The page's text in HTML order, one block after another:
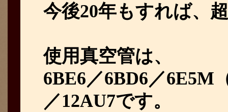
今後20年もすれば、
使用真空管は、
6BE6／6BD6／6E5M
／12AU7です。